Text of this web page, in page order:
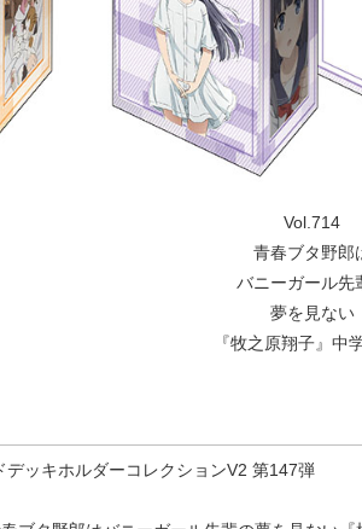
Vol.714
青春ブタ野郎
バニーガール先
夢を見ない
『牧之原翔子』中
デッキホルダーコレクションV2 第147弾